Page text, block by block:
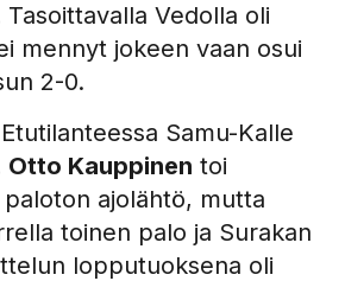
Vedolla oli
mennyt jokeen vaan osui
2-0.
Samu-Kalle
Otto Kauppinen toi
ajolähtö, mutta
toinen palo ja Surakan
lopputuoksena oli